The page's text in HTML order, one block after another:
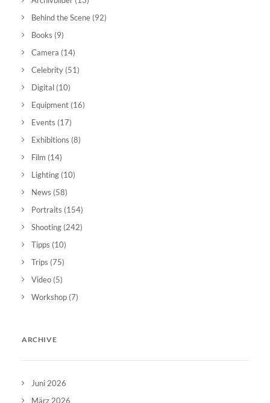
Behind the Scene (92)
Books (9)
Camera (14)
Celebrity (51)
Digital (10)
Equipment (16)
Events (17)
Exhibitions (8)
Film (14)
Lighting (10)
News (58)
Portraits (154)
Shooting (242)
Tipps (10)
Trips (75)
Video (5)
Workshop (7)
ARCHIVE
Juni 2026
März 2026